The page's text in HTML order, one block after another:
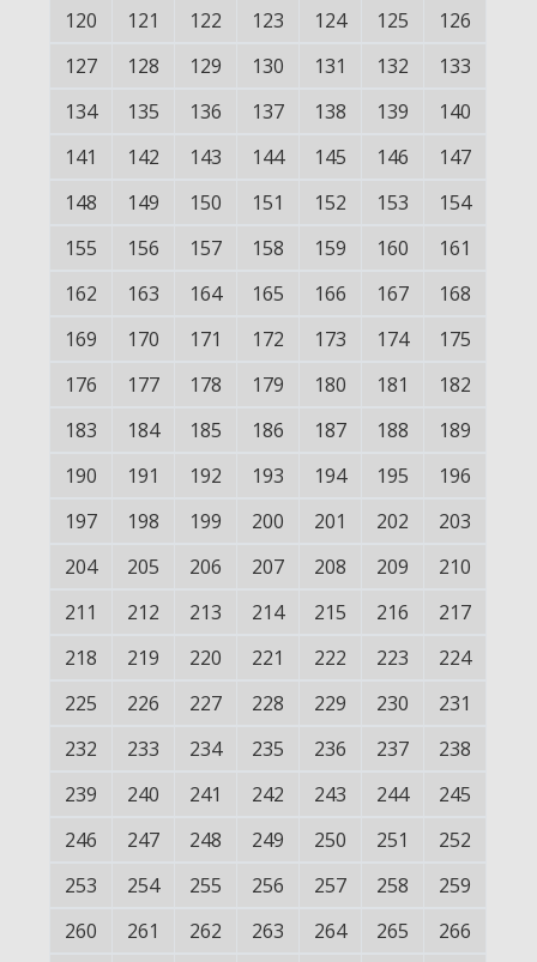
120
121 122 123 124 125
126
127
128 129 130 131 132
133
134
135 136 137 138 139
140
141
142 143 144 145 146
147
148
149 150 151 152 153
154
155
156 157 158 159 160
161
162
163 164 165 166 167
168
169
170 171 172 173 174
175
176
177 178 179 180 181
182
183
184 185 186 187 188
189
190
191 192 193 194 195
196
197
198 199 200 201 202
203
204
205 206 207 208 209
210
211
212 213 214 215 216
217
218
219 220 221 222 223
224
225
226 227 228 229 230
231
232
233 234 235 236 237
238
239
240 241 242 243 244
245
246
247 248 249 250 251
252
253
254 255 256 257 258
259
260
261 262 263 264 265
266